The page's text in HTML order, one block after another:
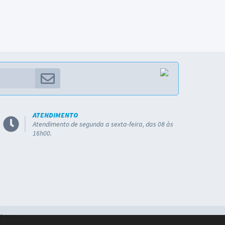
ATENDIMENTO
Atendimento de segunda a sexta-feira, das 08 às
16h00.